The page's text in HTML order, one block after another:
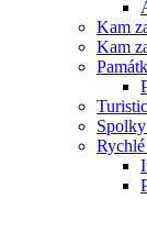
Kam
Kam